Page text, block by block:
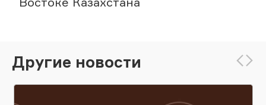
Другие новости